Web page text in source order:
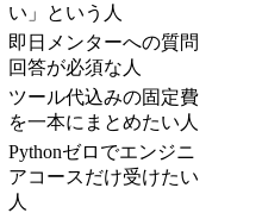
い」という人
即日メンターへの質問
回答が必須な人
ツール代込みの固定費
を一本にまとめたい人
Pythonゼロでエンジニ
アコースだけ受けたい
人